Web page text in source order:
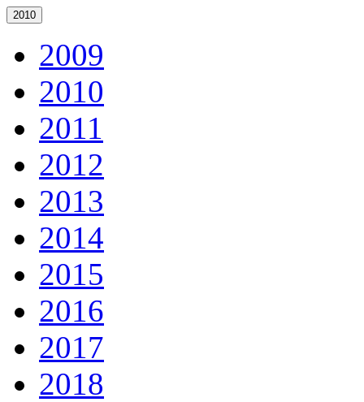
2010
2009
2010
2011
2012
2013
2014
2015
2016
2017
2018